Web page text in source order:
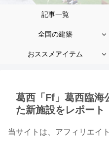
記事一覧
全国の建築
おススメアイテム
葛西「Ff」葛西臨海
た新施設をレポート
当サイトは、アフィリエイ